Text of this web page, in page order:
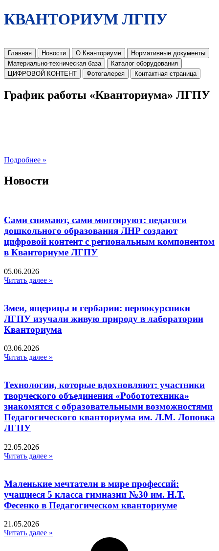
КВАНТОРИУМ ЛГПУ
Главная Новости О Кванториуме
Нормативные документы
Материально-техническая база
Каталог оборудования
ЦИФРОВОЙ КОНТЕНТ
Фотогалерея Контактная страница
График работы «Кванториума» ЛГПУ
Подробнее »
Новости
Сами снимают, сами монтируют: педагоги
дошкольного образования ЛНР создают
цифровой контент с региональным компонентом
в Кванториуме ЛГПУ​
05.06.2026
Читать далее »
Змеи, ящерицы и гербарии: первокурсники
ЛГПУ изучали живую природу в лаборатории
Кванториума
03.06.2026
Читать далее »
Технологии, которые вдохновляют: участники
творческого объединения «Робототехника»
знакомятся с образовательными возможностями
Педагогического кванториума им. Л.М. Лоповка
ЛГПУ
22.05.2026
Читать далее »
Маленькие мечтатели в мире профессий:
учащиеся 5 класса гимназии №30 им. Н.Т.
Фесенко в Педагогическом кванториуме
21.05.2026
Читать далее »